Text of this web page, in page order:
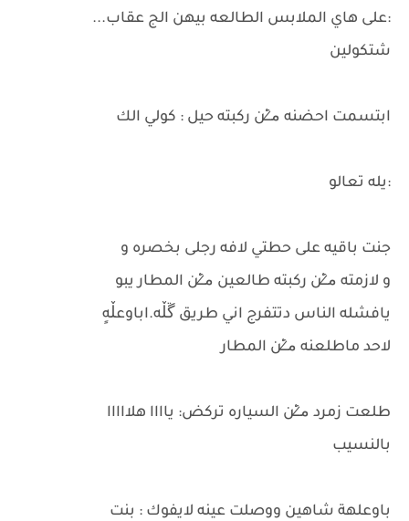
:على هاي الملابس الطالعه بيهن الج عقاب...
شتكولين
ابتسمت احضنه م̷ـــِْن ركبته حيل : كولي الك
:يله تعالو
جنت باقيه على حطتي لافه رجلى بخصره و
و لازمته م̷ـــِْن ركبته طالعين م̷ـــِْن المطار يبو
يافشله الناس دتتفرج اني طريق ڱڵه.اباوعڵهٍ
لاحد ماطلعنه م̷ـــِْن المطار
طلعت زمرد م̷ـــِْن السياره تركض: ياااا هلااااا
بالنسيب
باوعلهة شاهين ووصلت عينه لايفوك : بنت